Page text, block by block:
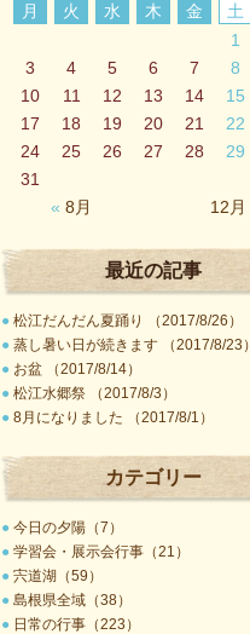
月 火 水 木 金 土
« 8月 12月
1
3
4 5 6 7 8
10
11 12 13 14 15
17
18 19 20 21 22
24
25 26 27 28 29
31
最近の記事
● 松江だんだん夏踊り （2017/8/26）
● 蒸し暑い日が続きます （2017/8/23）
● お盆 （2017/8/14）
● 松江水郷祭 （2017/8/3）
● 8月になりました （2017/8/1）
カテゴリー
● 今日の夕陽（7）
● 学習会・展示会行事（21）
● 宍道湖（59）
● 島根県全域（38）
● 日常の行事（223）